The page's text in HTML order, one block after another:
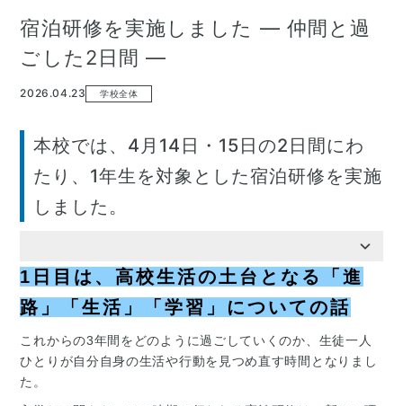
宿泊研修を実施しました ― 仲間と過
ごした2日間 ―
2026.04.23 学校全体
本校では、4月14日・15日の2日間にわ
たり、1年生を対象とした宿泊研修を実施
しました。
1日目は、高校生活の土台となる
「進
路」「生活」「学習」についての話
これからの3年間をどのように過ごしていくのか、生徒一人
ひとりが自分自身の生活や行動を見つめ直す時間となりまし
た。